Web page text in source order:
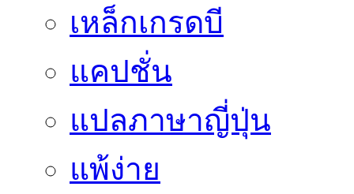
เหล็กเกรดบี
แคปชั่น
แปลภาษาญี่ปุ่น
แพ้ง่าย